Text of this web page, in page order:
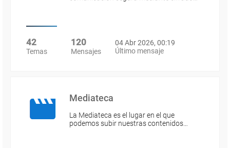
42
Temas
120
Mensajes
04 Abr 2026, 00:19
Último mensaje
Mediateca
La Mediateca es el lugar en el que
podemos subir nuestras contenidos…